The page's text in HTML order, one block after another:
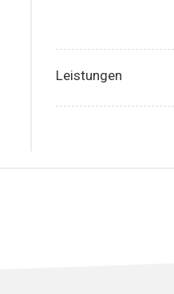
Leistungen